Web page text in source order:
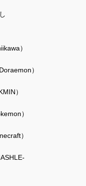
）
）
）
）
）